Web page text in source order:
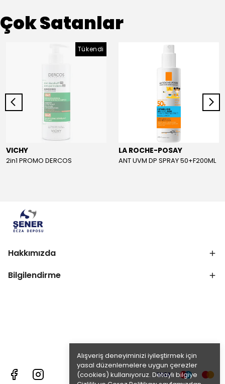
Alışveriş deneyiminizi iyileştirmek için
yasal düzenlemelere uygun çerezler
(cookies) kullanıyoruz. Detaylı bilgiye
Çok Satanlar
Tükendi
VICHY
2in1 PROMO DERCOS
LA ROCHE-POSAY
ANT UVM DP SPRAY 50+F200ML
Hakkımızda
Bilgilendirme